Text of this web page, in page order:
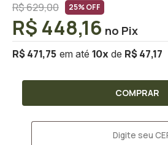
R$ 629,00 25% OFF
R$ 471,75 10x R$ 47,17
R$ 448,16
COMPRAR